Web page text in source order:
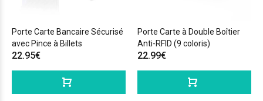
Porte Carte Bancaire Sécurisé
avec Pince à Billets
22.95€
Porte Carte à Double Boîtier
Anti-RFID (9 coloris)
22.99€